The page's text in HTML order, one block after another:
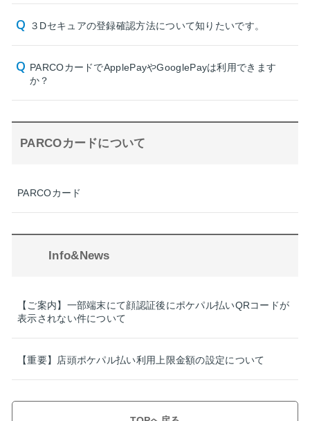
３Dセキュアの登録確認方法について知りたいです。
PARCOカードでApplePayやGooglePayは利用できます
か？
PARCOカードについて
PARCOカード
Info&News
【ご案内】一部端末にて顔認証後にポケパル払いQRコードが
表示されない件について
【重要】店頭ポケパル払い利用上限金額の設定について